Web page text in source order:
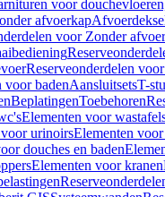
voor
afvoerkap
voor Zonder
Reserveonderdelen
voor badenAansluitsetsT-
BeplatingenToebehoren
Elementen voor
urinoirsElementen
douches en baden
Elementen voor kranen